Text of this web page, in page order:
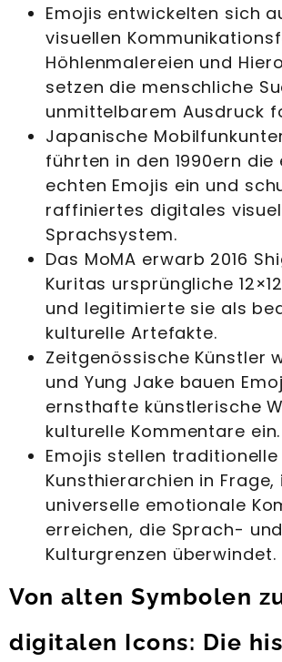
Emojis entwickelten sich
visuellen
Höhlenmalereien und
setzen die menschliche
unmittelbarem Ausdruck
Japanische
führten in den 1990ern die
echten Emojis ein und
raffiniertes digitales
Sprachsystem.
Das MoMA erwarb 2016
Kuritas ursprüngliche
und legitimierte sie als
kulturelle Artefakte.
Zeitgenössische Künstler
und Yung Jake bauen
ernsthafte künstlerische
kulturelle Kommentare ein.
Emojis stellen traditionelle
Kunsthierarchien in Frage,
universelle emotionale
erreichen, die Sprach- und
Kulturgrenzen überwindet.
Von alten Symbolen
digitalen Icons: Die